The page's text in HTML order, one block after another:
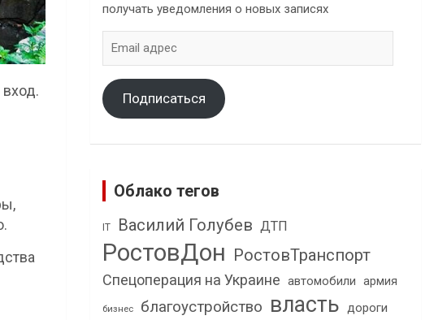
получать уведомления о новых записях
адрес
Подписаться
Облако тегов
IT Василий Голубев ДТП
РостовДон РостовТранспорт
Спецоперация на Украине автомобили армия
бизнес благоустройство власть дороги